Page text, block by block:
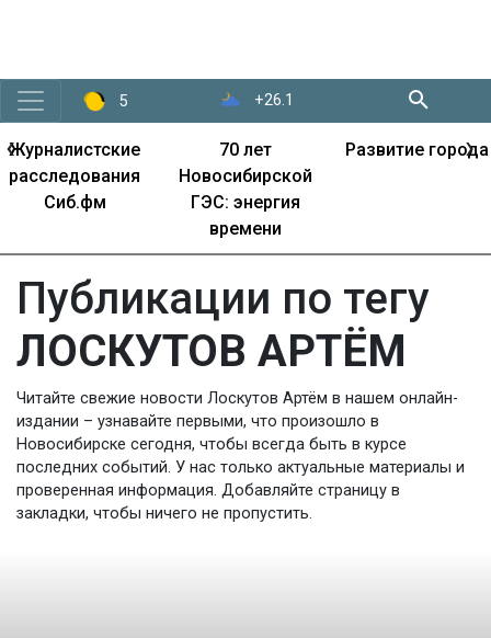
5 +26.1
Журналистские
расследования
Сиб.фм
70 лет
Новосибирской
ГЭС: энергия
времени
Развитие города
‹ ›
Публикации по тегу
ЛОСКУТОВ АРТЁМ
Читайте свежие новости Лоскутов Артём в нашем онлайн-
издании – узнавайте первыми, что произошло в
Новосибирске сегодня, чтобы всегда быть в курсе
последних событий. У нас только актуальные материалы и
проверенная информация. Добавляйте страницу в
закладки, чтобы ничего не пропустить.